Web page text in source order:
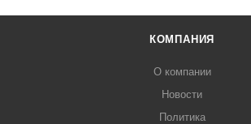
КОМПАНИЯ
О компании
Новости
Политика